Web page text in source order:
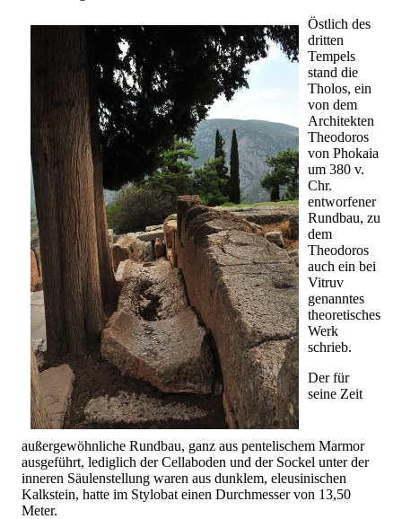
Östlich des
dritten
Tempels
stand die
Tholos, ein
von dem
Architekten
Theodoros
von Phokaia
um 380 v.
Chr.
entworfener
Rundbau, zu
dem
Theodoros
auch ein bei
Vitruv
genanntes
theoretisches
Werk
schrieb.
Der für
seine Zeit
außergewöhnliche Rundbau, ganz aus pentelischem Marmor
ausgeführt, lediglich der Cellaboden und der Sockel unter der
inneren Säulenstellung waren aus dunklem, eleusinischen
Kalkstein, hatte im Stylobat einen Durchmesser von 13,50
Meter.